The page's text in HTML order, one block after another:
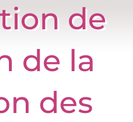
de
de la
des